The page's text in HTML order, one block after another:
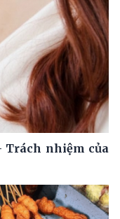
Trách nhiệm của